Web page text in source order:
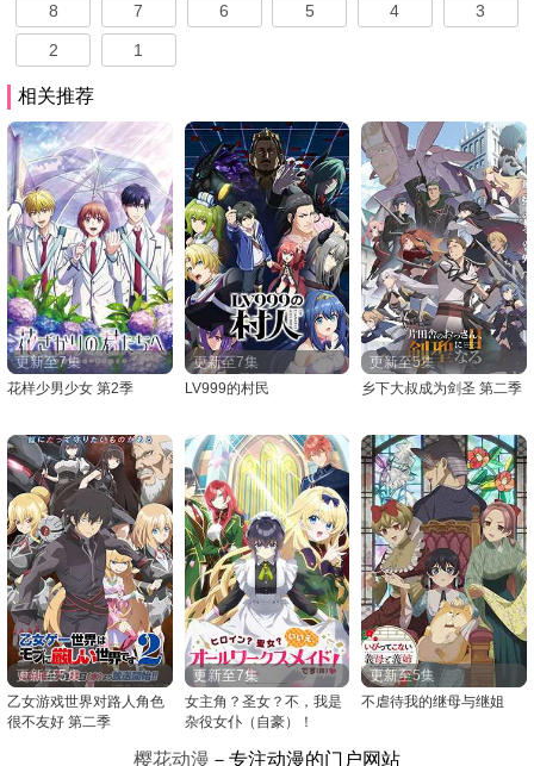
8 7 6 5 4 3
2 1
相关推荐
更新至7集
花样少男少女 第2季
更新至7集
LV999的村民
更新至5集
乡下大叔成为剑圣 第二季
更新至5集
乙女游戏世界对路人角色
很不友好 第二季
更新至7集
女主角？圣女？不，我是
杂役女仆（自豪）！
更新至5集
不虐待我的继母与继姐
樱花动漫 －专注动漫的门户网站